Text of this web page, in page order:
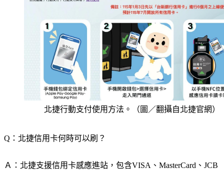
北捷行動支付使用方法。（圖／翻攝自北捷官網）
Q：北捷信用卡何時可以刷？
Ａ：北捷支援信用卡感應進站，包含VISA、MasterCard、JCB